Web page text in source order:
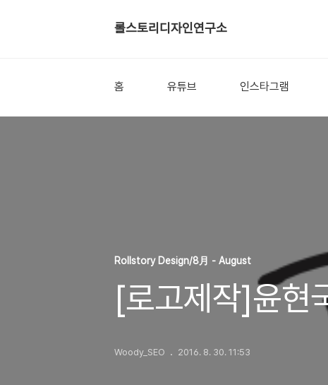
롤스토리디자인연구소
홈 유튜브 인스타그램
Rollstory Design/8月 - August
[로고제작]윤현
Woody_SEO 2016. 8. 30. 11:53